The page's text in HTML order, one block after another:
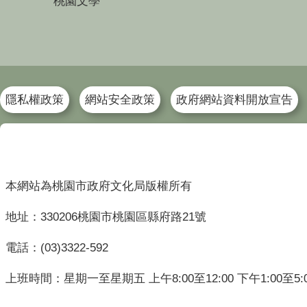
隱私權政策 網站安全政策 政府網站資料開放宣告
本網站為桃園市政府文化局版權所有
地址：330206桃園市桃園區縣府路21號
電話：(03)3322-592
上班時間：星期一至星期五 上午8:00至12:00 下午1:00至